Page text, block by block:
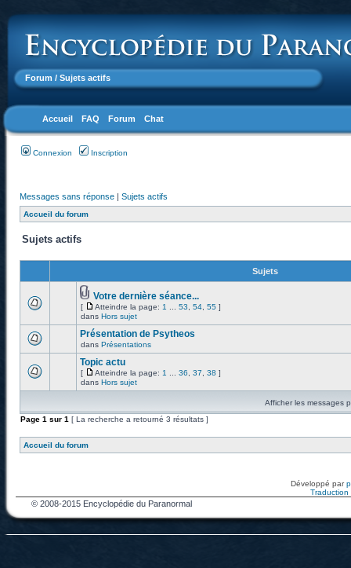
Forum / Sujets actifs
Accueil FAQ Forum Chat
Connexion Inscription
Messages sans réponse | Sujets actifs
Accueil du forum
Sujets actifs
Sujets
Votre dernière séance...
[ Atteindre la page: 1 53 54 55 ]
dans Hors sujet
Présentation de Psytheos
dans Présentations
Topic actu
[ Atteindre la page: 1 36 37 38 ]
dans Hors sujet
Afficher les messages
Page 1 sur 1 [ La recherche a retourné 3 résultats ]
Accueil du forum
Développé par
Traduction
© 2008-2015 Encyclopédie du Paranormal